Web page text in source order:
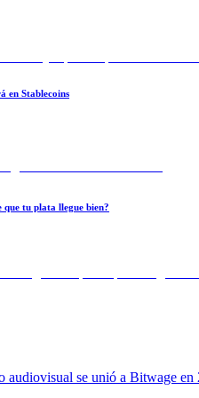
en Stablecoins
tu plata llegue bien?
se unió a Bitwage